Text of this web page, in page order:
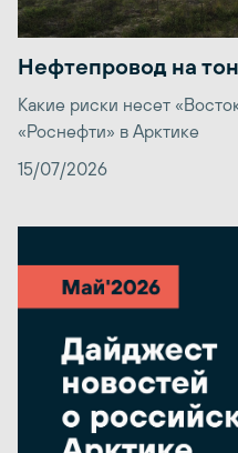
Нефтепровод на
Какие риски несет
«Роснефти» в Арктике
15/07/2026